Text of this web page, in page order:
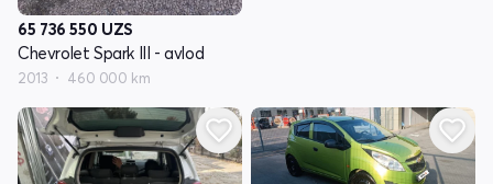
65 736 550 UZS
Chevrolet Spark III - avlod
2013 460 000 km